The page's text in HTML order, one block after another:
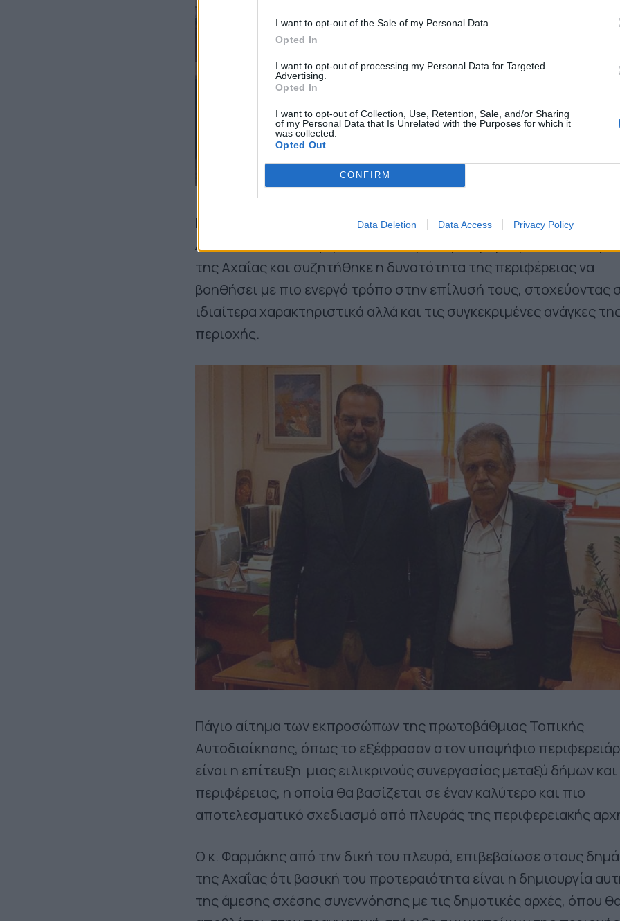
I want to opt-out of the Sale of my Personal Data.
Opted In
I want to opt-out of processing my Personal Data for Targeted
Advertising.
Opted In
I want to opt-out of Collection, Use, Retention, Sale, and/or Sharing
of my Personal Data that Is Unrelated with the Purposes for which it
was collected.
Opted Out
CONFIRM
Data Deletion Data Access Privacy Policy
Κατά τη διάρκεια των συναντήσεων του «εκλεκτού» της ΝΔ για την
Δυτική Ελλάδα αναφέρθηκαν τα κυριότερα προβλήματα των
της Αχαΐας και συζητήθηκε η δυνατότητα της περιφέρειας να
βοηθήσει με πιο ενεργό τρόπο στην επίλυσή τους, στοχεύοντας
ιδιαίτερα χαρακτηριστικά αλλά και τις συγκεκριμένες ανάγκες
περιοχής.
Πάγιο αίτημα των εκπροσώπων της πρωτοβάθμιας Τοπικής
Αυτοδιοίκησης, όπως το εξέφρασαν στον υποψήφιο
είναι η επίτευξη μιας ειλικρινούς συνεργασίας μεταξύ δήμων και
περιφέρειας, η οποία θα βασίζεται σε έναν καλύτερο και πιο
αποτελεσματικό σχεδιασμό από πλευράς της περιφερειακής
Ο κ. Φαρμάκης από την δική του πλευρά, επιβεβαίωσε στους
της Αχαΐας ότι βασική του προτεραιότητα είναι η δημιουργία
της άμεσης σχέσης συνεννόησης με τις δημοτικές αρχές, όπου